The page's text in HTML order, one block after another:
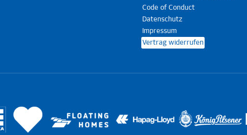
Code of Conduct
Datenschutz
Impressum
Vertrag widerrufen